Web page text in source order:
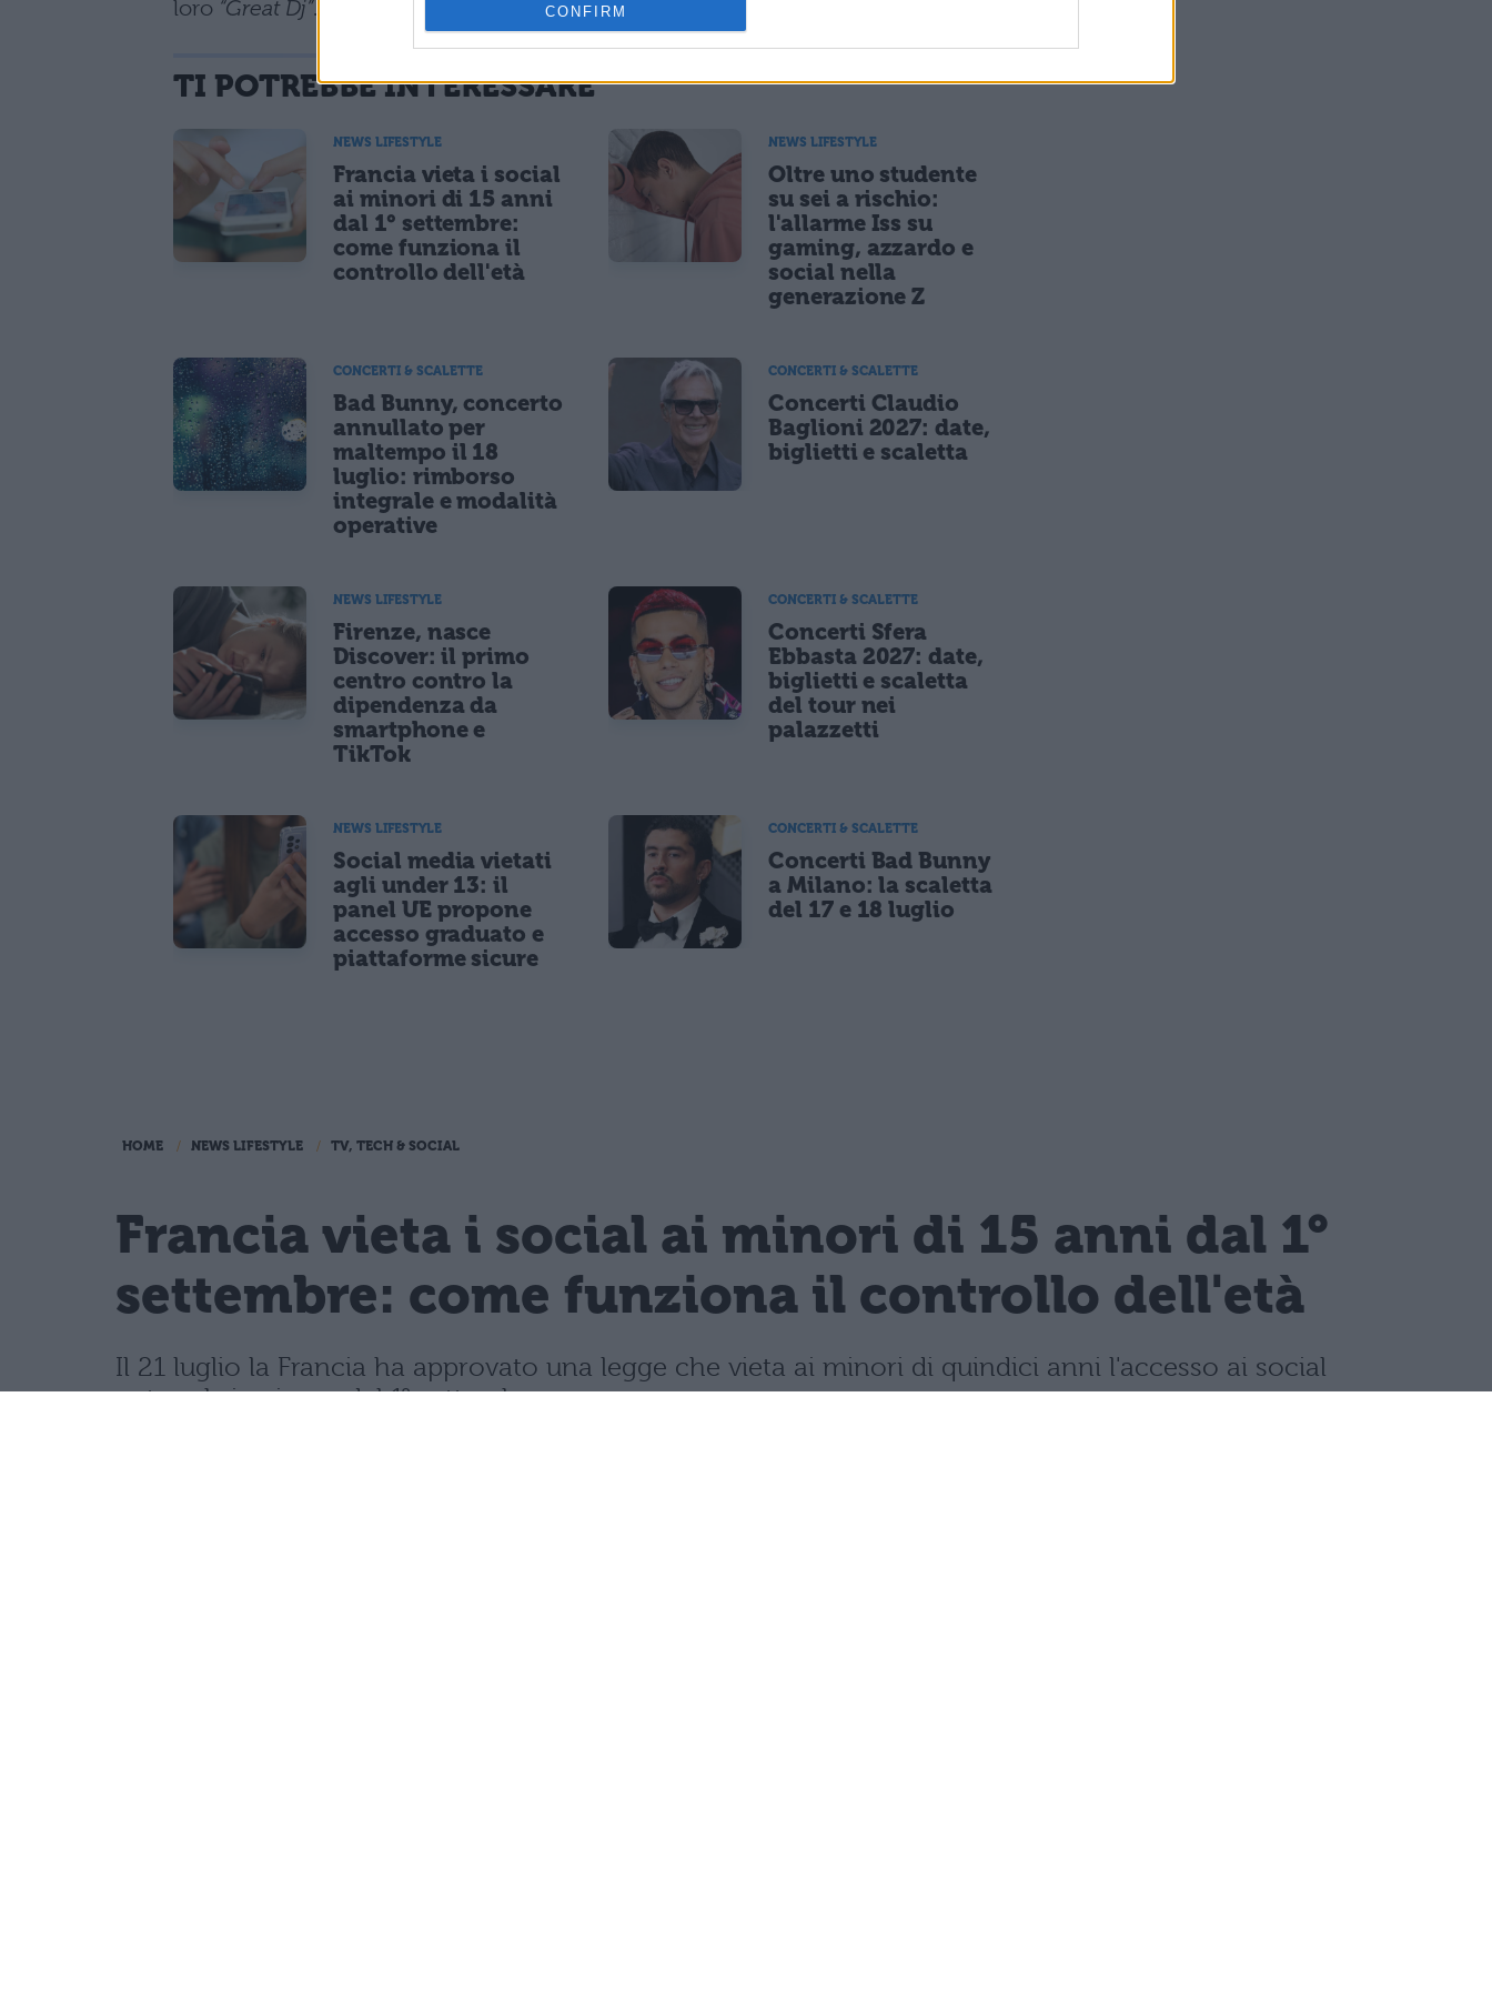
CONFIRM
loro “Great Dj”.
TI POTREBBE INTERESSARE
NEWS LIFESTYLE
Francia vieta i social
ai minori di 15 anni
dal 1° settembre:
come funziona il
controllo dell'età
NEWS LIFESTYLE
Oltre uno studente
su sei a rischio:
l'allarme Iss su
gaming, azzardo e
social nella
generazione Z
CONCERTI & SCALETTE
Bad Bunny, concerto
annullato per
maltempo il 18
luglio: rimborso
integrale e modalità
operative
CONCERTI & SCALETTE
Concerti Claudio
Baglioni 2027: date,
biglietti e scaletta
NEWS LIFESTYLE
Firenze, nasce
Discover: il primo
centro contro la
dipendenza da
smartphone e
TikTok
CONCERTI & SCALETTE
Concerti Sfera
Ebbasta 2027: date,
biglietti e scaletta
del tour nei
palazzetti
NEWS LIFESTYLE
Social media vietati
agli under 13: il
panel UE propone
accesso graduato e
piattaforme sicure
CONCERTI & SCALETTE
Concerti Bad Bunny
a Milano: la scaletta
del 17 e 18 luglio
HOME NEWS LIFESTYLE TV, TECH & SOCIAL
Francia vieta i social ai minori di 15 anni dal 1°
settembre: come funziona il controllo dell'età
Il 21 luglio la Francia ha approvato una legge che vieta ai minori di quindici anni l'accesso ai social
network, in vigore dal 1° settembre.